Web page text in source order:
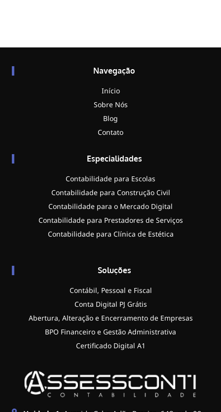
Navegação
Início
Sobre Nós
Blog
Contato
Especialidades
Contabilidade para Escolas
Contabilidade para Construção Civil
Contabilidade para o Mercado Digital
Contabilidade para Prestadores de Serviços
Contabilidade para Clínica de Estética
Soluções
Contábil, Pessoal e Fiscal
Conta Digital PJ Grátis
Abertura, Alteração e Encerramento de Empresas
BPO Financeiro e Gestão Administrativa
Certificado Digital A1